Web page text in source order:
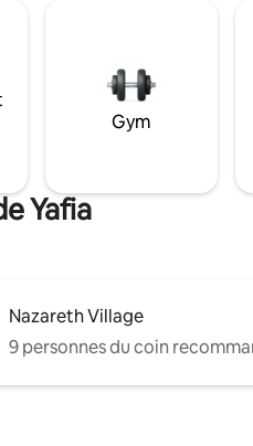
Gym
Yafia
Nazareth Village
9 personnes du coin